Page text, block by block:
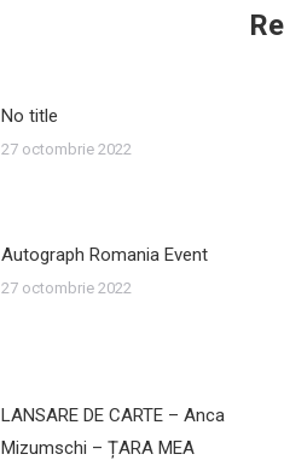
No title
27 octombrie 2022
Autograph Romania Event
27 octombrie 2022
LANSARE DE CARTE – Anca
Mizumschi – ȚARA MEA